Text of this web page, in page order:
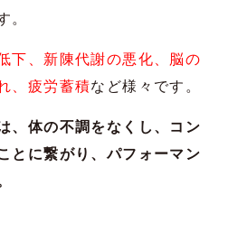
。
下、新陳代謝の悪化、脳の
、疲労蓄積など様々です。
、体の不調をなくし、コン
とに繋がり、パフォーマン